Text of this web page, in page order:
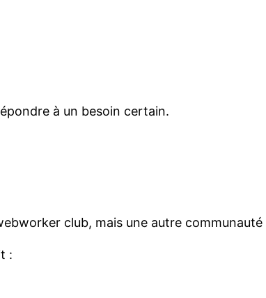
à un besoin certain.
club, mais une autre
: